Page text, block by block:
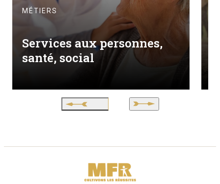
MÉTIERS
Services aux personnes,
santé, social